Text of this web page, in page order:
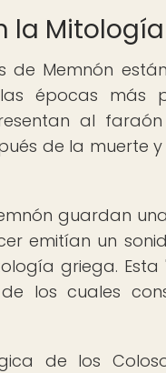
la
de Memnón
épocas más
al
de la muerte
guardan
emitían un
griega.
los cuales
de los